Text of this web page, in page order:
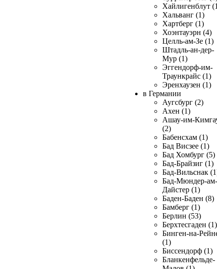
Хайлигенблут
Хальванг (1)
Хартберг (1)
Хоэнтауэрн (4)
Целль-ам-Зе (1)
Штадль-ан-дер-
Мур (1)
Эггендорф-им-
Траункрайс (1)
Эренхаузен (1)
в Германии
Аугсбург (2)
Ахен (1)
Ашау-им-
(2)
Бабенсхам (1)
Бад Висзее (1)
Бад Хомбург (5)
Бад-Брайзиг (1)
Бад-Вильснак
Бад-Мюндер-ам-
Дайстер (1)
Баден-Баден (8)
Бамберг (1)
Берлин (53)
Берхтесгаден (1)
Бинген-на-
(1)
Биссендорф (1)
Бланкенфельде-